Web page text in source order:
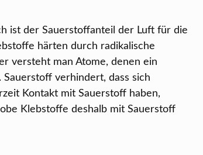
ist der Sauerstoffanteil der Luft für die
härten durch radikalische
versteht man Atome, denen ein
verhindert, dass sich
Kontakt mit Sauerstoff haben,
Klebstoffe deshalb mit Sauerstoff